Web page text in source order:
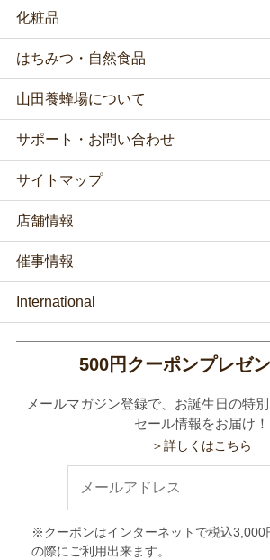
化粧品
はちみつ・自然食品
山田養蜂場について
サポート・お問い合わせ
サイトマップ
店舗情報
催事情報
International
500円クーポンプレゼン
メールマガジン登録で、お誕生日の特
セール情報をお届け！
＞詳しくはこちら
※クーポンはインターネットで税込3,000
の際にご利用出来ます。